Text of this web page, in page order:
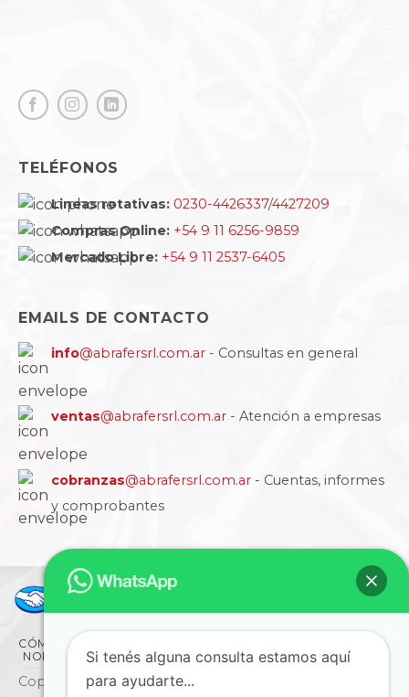
TELÉFONOS
Lineas rotativas: 0230-4426337/4427209
Compras Online: +54 9 11 6256-9859
Mercado Libre: +54 9 11 2537-6405
EMAILS DE CONTACTO
info@abrafersrl.com.ar - Consultas en general
ventas@abrafersrl.com.ar - Atención a empresas
cobranzas@abrafersrl.com.ar - Cuentas, informes
y comprobantes
CÓMO COMPRAR
NORMAS IRAM
BLOG SUCURSALES CONTACTO
Copyright © 2026 ABRAFER SRL - Todos
Si tenés alguna consulta estamos aquí
para ayudarte...